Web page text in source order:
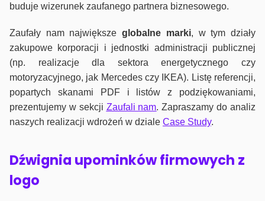
buduje wizerunek zaufanego partnera biznesowego.
Zaufały nam największeglobalne marki, w tym działy
zakupowe korporacji i jednostki administracji publicznej
(np. realizacje dla sektora energetycznego czy
motoryzacyjnego, jak Mercedes czy IKEA). Listę referencji,
popartych skanami PDF i listów z podziękowaniami,
prezentujemy w sekcji Zaufali nam. Zapraszamy do analiz
naszych realizacji wdrożeń w dziale Case Study.
Dźwignia upominków firmowych z
logo